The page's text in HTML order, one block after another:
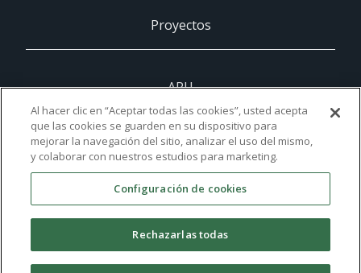
Proyectos
ARU
UCAM
Contacto
Al hacer clic en “Aceptar todas las cookies”, usted acepta
que las cookies se guarden en su dispositivo para
mejorar la navegación del sitio, analizar el uso del mismo,
y colaborar con nuestros estudios para marketing.
Configuración de cookies
Rechazarlas todas